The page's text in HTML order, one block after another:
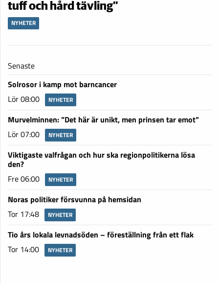
tuff och hård tävling”
NYHETER
Senaste
Solrosor i kamp mot barncancer
Lör 08:00
NYHETER
Murvelminnen: ”Det här är unikt, men prinsen tar emot”
Lör 07:00
NYHETER
Viktigaste valfrågan och hur ska regionpolitikerna lösa
den?
Fre 06:00
NYHETER
Noras politiker försvunna på hemsidan
Tor 17:48
NYHETER
Tio års lokala levnadsöden – föreställning från ett flak
Tor 14:00
NYHETER